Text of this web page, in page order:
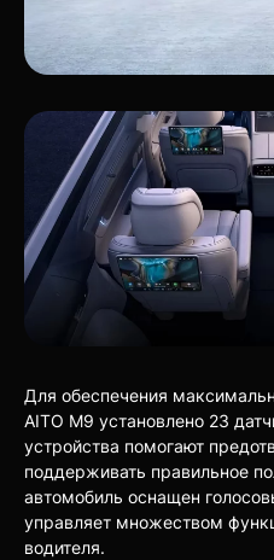
Для обеспечения
AITO M9 установлено 23
устройства помогают
поддерживать правильное
автомобиль оснащен
управляет множеством
водителя.